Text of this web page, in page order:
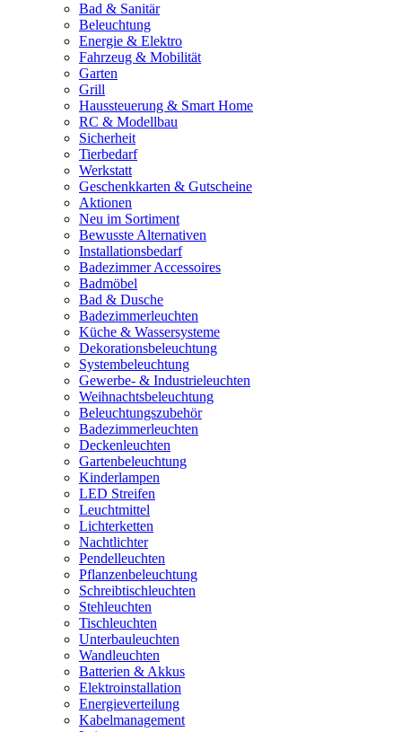
Bad & Sanitär
Beleuchtung
Energie & Elektro
Fahrzeug & Mobilität
Garten
Grill
Haussteuerung & Smart Home
RC & Modellbau
Sicherheit
Tierbedarf
Werkstatt
Geschenkkarten & Gutscheine
Aktionen
Neu im Sortiment
Bewusste Alternativen
Installationsbedarf
Badezimmer Accessoires
Badmöbel
Bad & Dusche
Badezimmerleuchten
Küche & Wassersysteme
Dekorationsbeleuchtung
Systembeleuchtung
Gewerbe- & Industrieleuchten
Weihnachtsbeleuchtung
Beleuchtungszubehör
Badezimmerleuchten
Deckenleuchten
Gartenbeleuchtung
Kinderlampen
LED Streifen
Leuchtmittel
Lichterketten
Nachtlichter
Pendelleuchten
Pflanzenbeleuchtung
Schreibtischleuchten
Stehleuchten
Tischleuchten
Unterbauleuchten
Wandleuchten
Batterien & Akkus
Elektroinstallation
Energieverteilung
Kabelmanagement